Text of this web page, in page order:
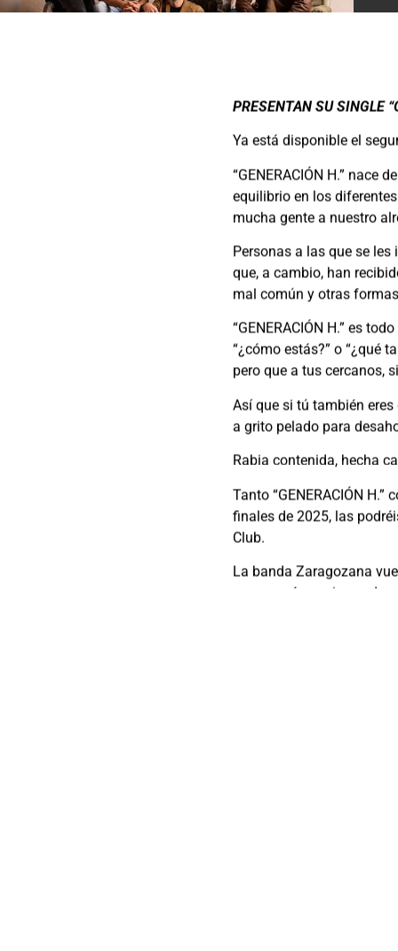
PRESENTAN SU SINGLE
Ya está disponible el
“GENERACIÓN H.” nace
equilibrio en los
mucha gente a nuestro
Personas a las que se
que, a cambio, han
mal común y otras
“GENERACIÓN H.” es
“¿cómo estás?” o “¿qué
pero que a tus cercanos,
Así que si tú también eres
a grito pelado para
Rabia contenida, hecha
Tanto “GENERACIÓN
finales de 2025, las
Club.
La banda Zaragozana
y repasará canciones de